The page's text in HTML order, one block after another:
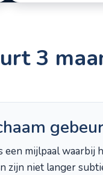
3
mijlpaal waarbij
zijn niet langer